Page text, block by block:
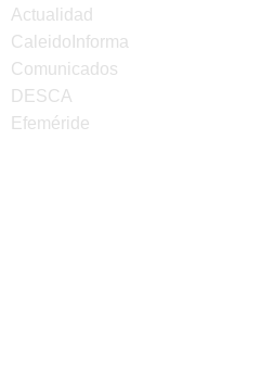
Actualidad
CaleidoInforma
Comunicados
DESCA
Efeméride